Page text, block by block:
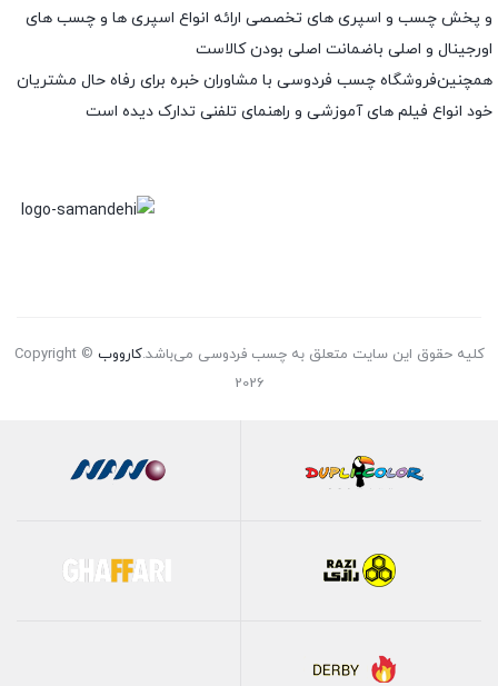
و پخش چسب و اسپری های تخصصی ارائه انواع اسپری ها و چسب های
اورجینال و اصلی باضمانت اصلی بودن کالاست
همچنین‌فروشگاه چسب فردوسی با مشاوران خبره برای رفاه حال مشتریان
خود انواع فیلم های آموزشی و راهنمای تلفنی تدارک دیده است
کلیه حقوق این سایت متعلق به چسب فردوسی می‌باشد.کارووب Copyright ©
2026